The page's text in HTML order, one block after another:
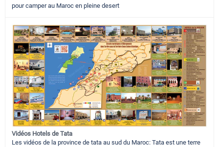
pour camper au Maroc en pleine desert
Vidéos Hotels de Tata
Les vidéos de la province de tata au sud du Maroc: Tata est une terre